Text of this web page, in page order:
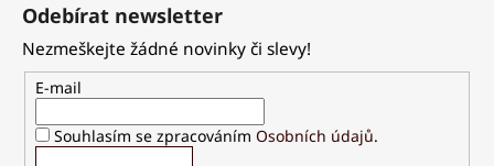
Odebírat newsletter
Nezmeškejte žádné novinky či slevy!
E-mail
Souhlasím se zpracováním Osobních údajů.